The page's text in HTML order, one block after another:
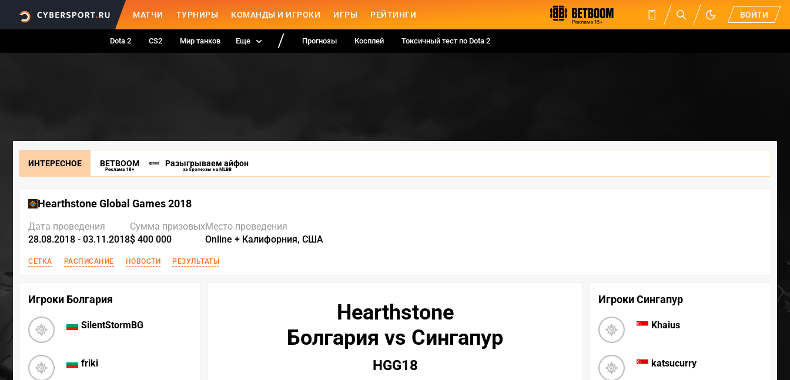
МАТЧИ ТУРНИРЫ КОМАНДЫ И ИГРОКИ ИГРЫ РЕЙТИНГИ ВОЙТИ
Dota 2 CS2 Мир танков Еще Прогнозы Косплей Токсичный тест по Dota 2
ИНТЕРЕСНОЕ BETBOOM
Реклама 18+
Разыгрываем айфон
за прогнозы на MLBB
Hearthstone Global Games 2018
Дата проведения
28.08.2018 - 03.11.2018
Сумма призовых
$ 400 000
Место проведения
Online + Калифорния, США
СЕТКА РАСПИСАНИЕ НОВОСТИ РЕЗУЛЬТАТЫ
Игроки Болгария
SilentStormBG
friki
Игроки Сингапур
Khaius
katsucurry
Hearthstone
Болгария vs Сингапур
HGG18